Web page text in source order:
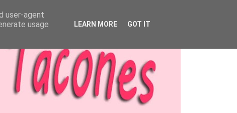
user-agent
usage
LEARN MORE GOT IT